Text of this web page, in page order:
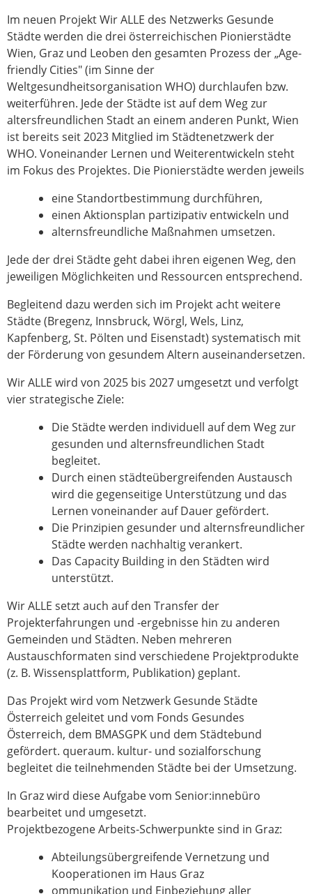
Im neuen Projekt Wir ALLE des Netzwerks Gesunde
Städte werden die drei österreichischen Pionierstädte
Wien, Graz und Leoben den gesamten Prozess der „Age-
friendly Cities" (im Sinne der
Weltgesundheitsorganisation WHO) durchlaufen bzw.
weiterführen. Jede der Städte ist auf dem Weg zur
altersfreundlichen Stadt an einem anderen Punkt, Wien
ist bereits seit 2023 Mitglied im Städtenetzwerk der
WHO. Voneinander Lernen und Weiterentwickeln steht
im Fokus des Projektes. Die Pionierstädte werden jeweils
eine Standortbestimmung durchführen,
einen Aktionsplan partizipativ entwickeln und
alternsfreundliche Maßnahmen umsetzen.
Jede der drei Städte geht dabei ihren eigenen Weg, den
jeweiligen Möglichkeiten und Ressourcen entsprechend.
Begleitend dazu werden sich im Projekt acht weitere
Städte (Bregenz, Innsbruck, Wörgl, Wels, Linz,
Kapfenberg, St. Pölten und Eisenstadt) systematisch mit
der Förderung von gesundem Altern auseinandersetzen.
Wir ALLE wird von 2025 bis 2027 umgesetzt und verfolgt
vier strategische Ziele:
Die Städte werden individuell auf dem Weg zur
gesunden und alternsfreundlichen Stadt
begleitet.
Durch einen städteübergreifenden Austausch
wird die gegenseitige Unterstützung und das
Lernen voneinander auf Dauer gefördert.
Die Prinzipien gesunder und alternsfreundlicher
Städte werden nachhaltig verankert.
Das Capacity Building in den Städten wird
unterstützt.
Wir ALLE setzt auch auf den Transfer der
Projekterfahrungen und -ergebnisse hin zu anderen
Gemeinden und Städten. Neben mehreren
Austauschformaten sind verschiedene Projektprodukte
(z. B. Wissensplattform, Publikation) geplant.
Das Projekt wird vom Netzwerk Gesunde Städte
Österreich geleitet und vom Fonds Gesundes
Österreich, dem BMASGPK und dem Städtebund
gefördert. queraum. kultur- und sozialforschung
begleitet die teilnehmenden Städte bei der Umsetzung.
In Graz wird diese Aufgabe vom Senior:innebüro
bearbeitet und umgesetzt.
Projektbezogene Arbeits-Schwerpunkte sind in Graz:
Abteilungsübergreifende Vernetzung und
Kooperationen im Haus Graz
ommunikation und Einbeziehung aller